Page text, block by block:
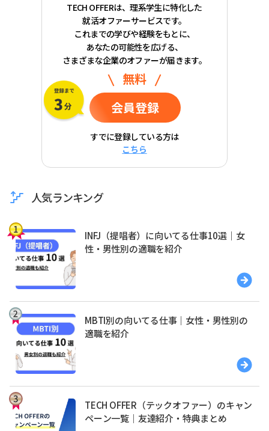
TECH OFFERは、理系学生に特化した
就活オファーサービスです。
これまでの学びや経験をもとに、
あなたの可能性を広げる、
さまざまな企業のオファーが届きます。
無料
会員登録
すでに登録している方は
こちら
人気ランキング
INFJ（提唱者）に向いてる仕事10選｜女
性・男性別の適職を紹介
MBTI別の向いてる仕事｜女性・男性別の
適職を紹介
TECH OFFER（テックオファー）のキャン
ペーン一覧｜友達紹介・特典まとめ